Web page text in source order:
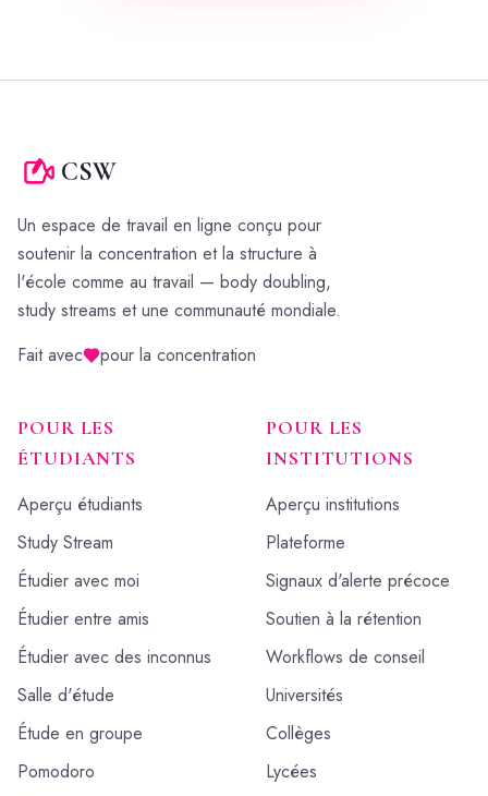
CSW
Un espace de travail en ligne conçu pour
soutenir la concentration et la structure à
l'école comme au travail — body doubling,
study streams et une communauté mondiale.
Fait avec
pour la concentration
POUR LES
ÉTUDIANTS
Aperçu étudiants
Study Stream
Étudier avec moi
Étudier entre amis
Étudier avec des inconnus
Salle d'étude
Étude en groupe
Pomodoro
POUR LES
INSTITUTIONS
Aperçu institutions
Plateforme
Signaux d'alerte précoce
Soutien à la rétention
Workflows de conseil
Universités
Collèges
Lycées